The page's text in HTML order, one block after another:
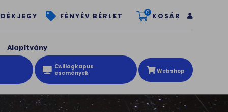
FÉNYÉV BÉRLET 0 KOSÁR
Alapítvány
Csillagkapus
események
Webshop